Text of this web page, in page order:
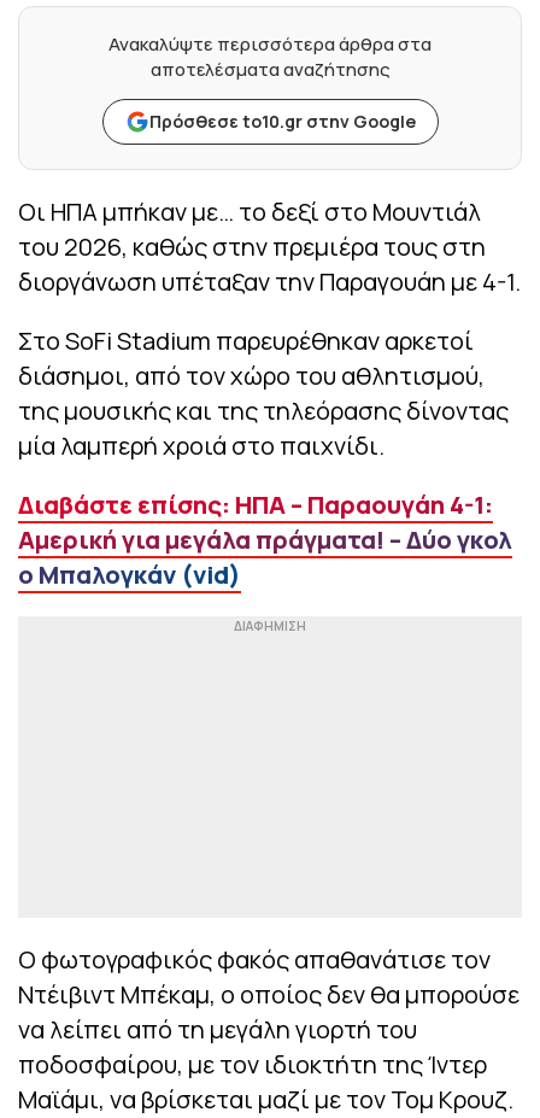
Ανακαλύψτε περισσότερα άρθρα στα
αποτελέσματα αναζήτησης
Πρόσθεσε to10.gr στην Google
Οι ΗΠΑ μπήκαν με… το δεξί στο Μουντιάλ
του 2026, καθώς στην πρεμιέρα τους στη
διοργάνωση υπέταξαν την Παραγουάη με 4-1.
Στο SoFi Stadium παρευρέθηκαν αρκετοί
διάσημοι, από τον χώρο του αθλητισμού,
της μουσικής και της τηλεόρασης δίνοντας
μία λαμπερή χροιά στο παιχνίδι.
Διαβάστε επίσης: ΗΠΑ – Παραουγάη 4-1:
Αμερική για μεγάλα πράγματα! – Δύο γκολ
ο Μπαλογκάν (vid)
Ο φωτογραφικός φακός απαθανάτισε τον
Ντέιβιντ Μπέκαμ, ο οποίος δεν θα μπορούσε
να λείπει από τη μεγάλη γιορτή του
ποδοσφαίρου, με τον ιδιοκτήτη της Ίντερ
Μαϊάμι, να βρίσκεται μαζί με τον Τομ Κρουζ.